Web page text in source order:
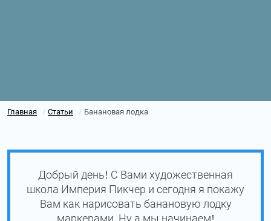
Главная / Статьи / Банановая лодка
Добрый день! С Вами художественная
школа Империя Пикчер и сегодня я покажу
Вам как нарисовать банановую лодку
маркерами. Ну а мы начинаем!